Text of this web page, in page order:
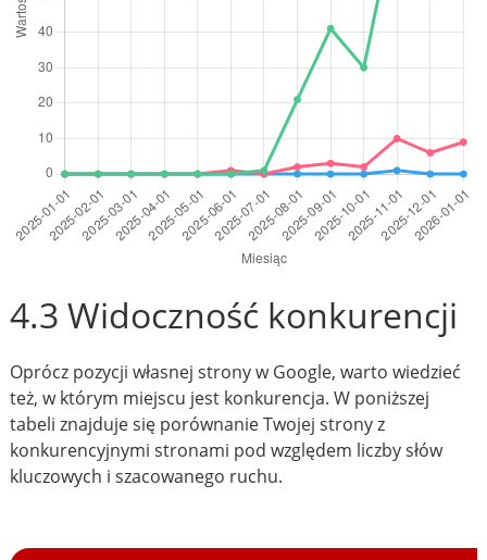
4.3 Widoczność konkurencji
Oprócz pozycji własnej strony w Google, warto wiedzieć
też, w którym miejscu jest konkurencja. W poniższej
tabeli znajduje się porównanie Twojej strony z
konkurencyjnymi stronami pod względem liczby słów
kluczowych i szacowanego ruchu.